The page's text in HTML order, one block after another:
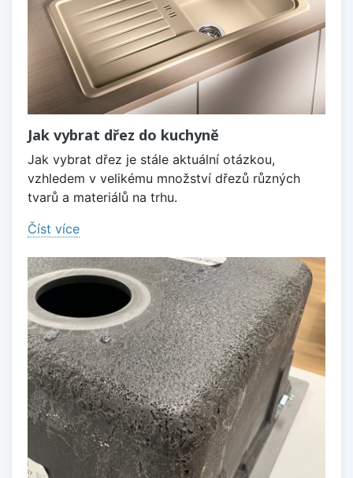
Jak vybrat dřez do kuchyně
Jak vybrat dřez je stále aktuální otázkou,
vzhledem v velikému množství dřezů různých
tvarů a materiálů na trhu.
Číst více